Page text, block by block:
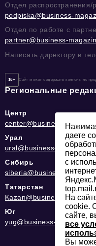
Отдел распространения/
podpiska@business-
Отдел по работе с
partner@business-
Написать директору в
16+ Сайт может содержать контент, не
Региональные
Центр
center@business-
Урал
ural@business-
Сибирь
siberia@business-
Татарстан
Kazan@business-
Юг
yug@business-
даете
с
На
cookie.
сайте,
все
Вы